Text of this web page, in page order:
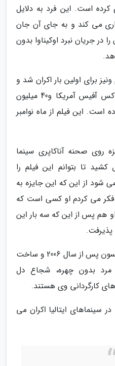
کرده است. این فرد به دلایل
می کند و به جای آن جان
در جریان نبرد اوکیناوا بدون
برای اولین بار اکران شد و
تاکنون 64 میلیون دلار در باکس آفیس آمریکا و40 میلیون
است. این فیلم از ماه نوامبر
روی صحنه آناکاپری سینما
15 سال طول کشید تا بتوانم این فیلم را
شود از این که این جایزه به
فکر می کردم او کسی است که
هم پس از این که سه بار این
پذیرفت.
این فیلم اولین کارگردانی گیبسون پس از سال 2006 و ساخت
مرد بدون چهره، شجاع دل
کارگردانی وی هستند.
ای از 7 فوریه در سینماهای ایتالیا اکران می